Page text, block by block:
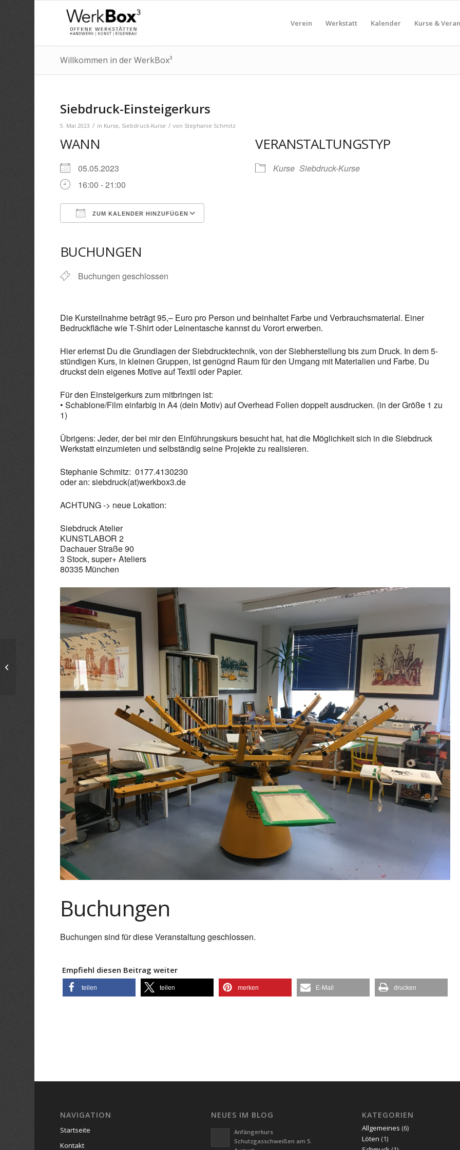
Verein Werkstatt Kalender Kurse &
Willkommen in der WerkBox³
Siebdruck-Einsteigerkurs
5. Mai 2023 / in Kurse, Siebdruck-Kurse / von Stephanie Schmitz
WANN
05.05.2023
16:00 - 21:00
ZUM KALENDER HINZUFÜGEN
BUCHUNGEN
Buchungen geschlossen
VERANSTALTUNGSTYP
Kurse Siebdruck-Kurse
Die Kursteilnahme beträgt 95,– Euro pro Person und beinhaltet Farbe und Verbrauchsmaterial. Einer
Bedruckfläche wie T-Shirt oder Leinentasche kannst du Vorort erwerben.
Hier erlernst Du die Grundlagen der Siebdrucktechnik, von der Siebherstellung bis zum Druck. In dem 5-
stündigen Kurs, in kleinen Gruppen, ist genügnd Raum für den Umgang mit Materialien und Farbe. Du
druckst dein eigenes Motive auf Textil oder Papier.
Für den Einsteigerkurs zum mitbringen ist:
• Schablone/Film einfarbig in A4 (dein Motiv) auf Overhead Folien doppelt ausdrucken. (in der Größe 1 zu
1)
Übrigens: Jeder, der bei mir den Einführungskurs besucht hat, hat die Möglichkeit sich in die Siebdruck
Werkstatt einzumieten und selbständig seine Projekte zu realisieren.
Stephanie Schmitz: 0177.4130230
oder an: siebdruck(at)werkbox3.de
ACHTUNG -> neue Lokation:
Siebdruck Atelier
KUNSTLABOR 2
Dachauer Straße 90
3 Stock, super+ Ateliers
80335 München
Buchungen
Buchungen sind für diese Veranstaltung geschlossen.
Empfiehl diesen Beitrag weiter
teilen teilen merken E-Mail drucken
NAVIGATION
Startseite
Kontakt
NEUES IM BLOG
Anfängerkurs
Schutzgasschweißen am 5.
KATEGORIEN
Allgemeines (6)
Löten (1)
anderwerkstatt – Projektarbeit mit